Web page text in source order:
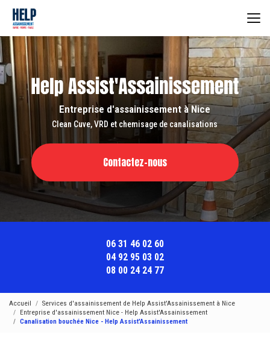
contenu
principal
Entreprise d'assainissement à Nice
Clean Cuve, VRD et chemisage de canalisations
Contactez-nous
06 31 46 02 60
04 92 95 03 02
08 00 24 24 77
Accueil
Services d'assainissement de Help Assist'Assainissement à Nice
Entreprise d'assainissement Nice - Help Assist'Assainissement
Canalisation bouchée Nice - Help Assist'Assainissement